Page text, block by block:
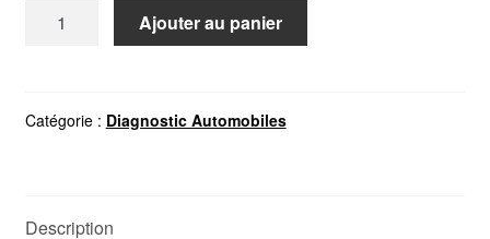
PP2000
Ajouter au panier
Catégorie : Diagnostic Automobiles
Description